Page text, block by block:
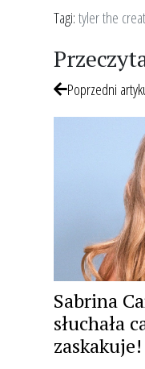
Tagi:tyler the
Poprzedni
Sabrina
słuchała
zaskakuje!